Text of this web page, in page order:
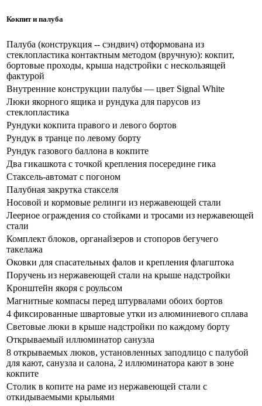
Кокпит и палуба
Палуба (конструкция -- сэндвич) отформована из
стеклопластика контактным методом (вручную): кокпит,
бортовые проходы, крыша надстройки с нескользящей
фактурой
Внутренние конструкции палубы — цвет Signal White
Люки якорного ящика и рундука для парусов из
стеклопластика
Рундуки кокпита правого и левого бортов
Рундук в транце по левому борту
Рундук газового баллона в кокпите
Два гикашкота с точкой крепления посередине гика
Стаксель-автомат с погоном
Палубная закрутка стакселя
Носовой и кормовые релинги из нержавеющей стали
Леерное ограждения со стойками и тросами из нержавеющей
стали
Комплект блоков, органайзеров и стопоров бегучего
такелажа
Оковки для спасательных фалов и крепления флагштока
Поручень из нержавеющей стали на крыше надстройки
Кронштейн якоря с роульсом
Магнитные компасы перед штурвалами обоих бортов
4 фиксированные швартовые утки из алюминиевого сплава
Световые люки в крыше надстройки по каждому борту
Открываемый иллюминатор санузла
8 открываемых люков, установленных заподлицо с палубой
для кают, санузла и салона, 2 иллюминатора кают в зоне
кокпите
Столик в копите на раме из нержавеющей стали с
откидываемыми крыльями